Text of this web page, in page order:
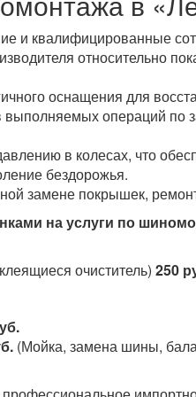
и квалифицированные
относительно
оснащения для
операций по
в колесах, что
бездорожья.
замене покрышек,
на услуги по
очиститель) 250
(Мойка, замена шины,